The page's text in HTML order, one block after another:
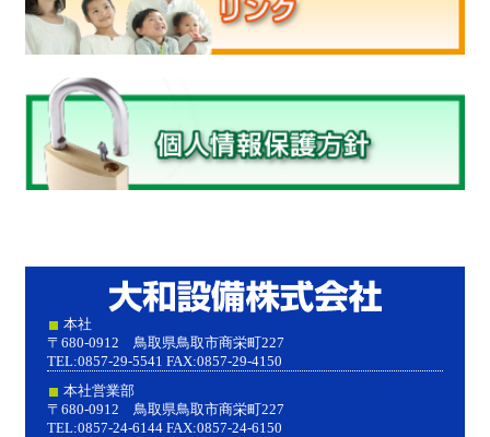
本社
〒680-0912 鳥取県鳥取市商栄町227
TEL:0857-29-5541 FAX:0857-29-4150
本社営業部
〒680-0912 鳥取県鳥取市商栄町227
TEL:0857-24-6144 FAX:0857-24-6150